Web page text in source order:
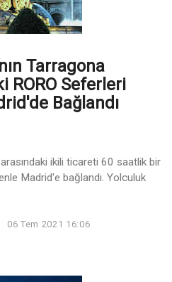
Tarragona
RORO Seferleri
Bağlandı
ikili ticareti 60 saatlik bir
Madrid'e bağlandı. Yolculuk
06 Tem 2021 16:06